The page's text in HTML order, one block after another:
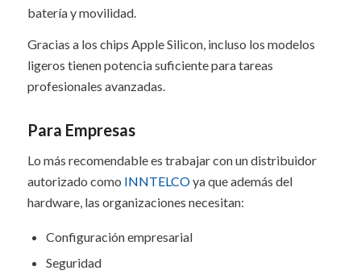
batería y movilidad.
Gracias a los chips Apple Silicon, incluso los modelos
ligeros tienen potencia suficiente para tareas
profesionales avanzadas.
Para Empresas
Lo más recomendable es trabajar con un distribuidor
autorizado como INNTELCOya que además del
hardware, las organizaciones necesitan:
Configuración empresarial
Seguridad